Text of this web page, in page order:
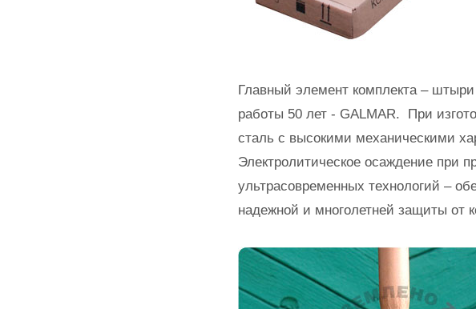
Главный элемент комплекта –
работы 50 лет - GALMAR. При
сталь с высокими механическими
Электролитическое осаждение при
ультрасовременных технологий –
надежной и многолетней защиты от